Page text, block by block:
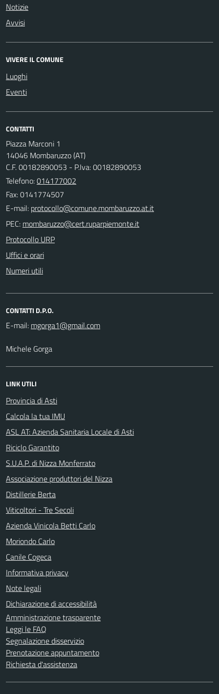
Notizie
Avvisi
VIVERE IL COMUNE
Luoghi
Eventi
CONTATTI
Piazza Marconi 1
14046 Mombaruzzo (AT)
C.F. 00182890053 - P.Iva: 00182890053
Telefono:014177002
Fax: 0141774507
E-mail:
PEC:
Protocollo URP
Uffici e orari
Numeri utili
CONTATTI D.P.O.
E-mail:
Michele Gorga
LINK UTILI
Provincia di Asti
Calcola la tua IMU
ASL AT: Azienda Sanitaria Locale di Asti
Riciclo Garantito
S.U.A.P. di Nizza Monferrato
Associazione produttori del Nizza
Distillerie Berta
Viticoltori - Tre Secoli
Azienda Vinicola Betti Carlo
Moriondo Carlo
Canile Cogeca
Informativa privacy
Note legali
Dichiarazione di accessibilità
Amministrazione trasparente
Leggi le FAQ
Segnalazione disservizio
Prenotazione appuntamento
Richiesta d'assistenza